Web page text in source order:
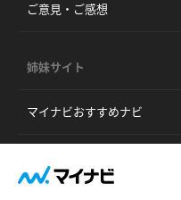
ご意見・ご感想
姉妹サイト
マイナビおすすめナビ